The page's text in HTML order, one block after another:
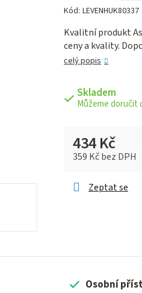
hodnocení
je
0,0
z 5
Kód: LEVENHUK80337
Kvalitní produkt
ceny a kvality.
celý popis
Skladem
434 Kč
359 Kč bez DPH
Zeptat se
Osobní